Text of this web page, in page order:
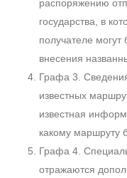
распоряжению
государства, в
получателе
внесения
Графа 3.
известных
известная
какому маршруту
Графа 4.
отражаются